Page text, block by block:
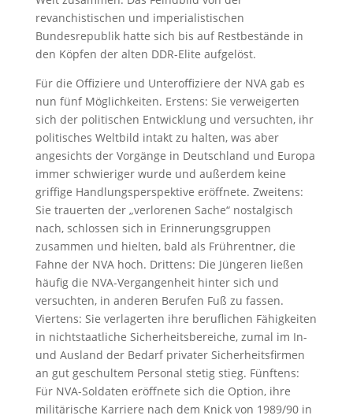
revanchistischen und imperialistischen
Bundesrepublik hatte sich bis auf Restbestände in
den Köpfen der alten DDR-Elite aufgelöst.
Für die Offiziere und Unteroffiziere der NVA gab es
nun fünf Möglichkeiten. Erstens: Sie verweigerten
sich der politischen Entwicklung und versuchten, ihr
politisches Weltbild intakt zu halten, was aber
angesichts der Vorgänge in Deutschland und Europa
immer schwieriger wurde und außerdem keine
griffige Handlungsperspektive eröffnete. Zweitens:
Sie trauerten der „verlorenen Sache“ nostalgisch
nach, schlossen sich in Erinnerungsgruppen
zusammen und hielten, bald als Frührentner, die
Fahne der NVA hoch. Drittens: Die Jüngeren ließen
häufig die NVA-Vergangenheit hinter sich und
versuchten, in anderen Berufen Fuß zu fassen.
Viertens: Sie verlagerten ihre beruflichen Fähigkeiten
in nichtstaatliche Sicherheitsbereiche, zumal im In-
und Ausland der Bedarf privater Sicherheitsfirmen
an gut geschultem Personal stetig stieg. Fünftens:
Für NVA-Soldaten eröffnete sich die Option, ihre
militärische Karriere nach dem Knick von 1989/90 in